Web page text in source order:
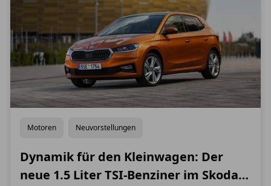
Motoren Neuvorstellungen
Dynamik für den Kleinwagen: Der
neue 1.5 Liter TSI-Benziner im Skoda